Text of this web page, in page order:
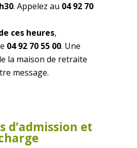
. Appelez au 04 92 70
ces heures,
04 92 70 55 00. Une
la maison de retraite
message.
d’admission et